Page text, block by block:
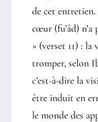
de cet
cœur (fu’âd) n’a
» (verset 11) : la
tromper, selon
c’est-à-dire la
être induit en
le monde des